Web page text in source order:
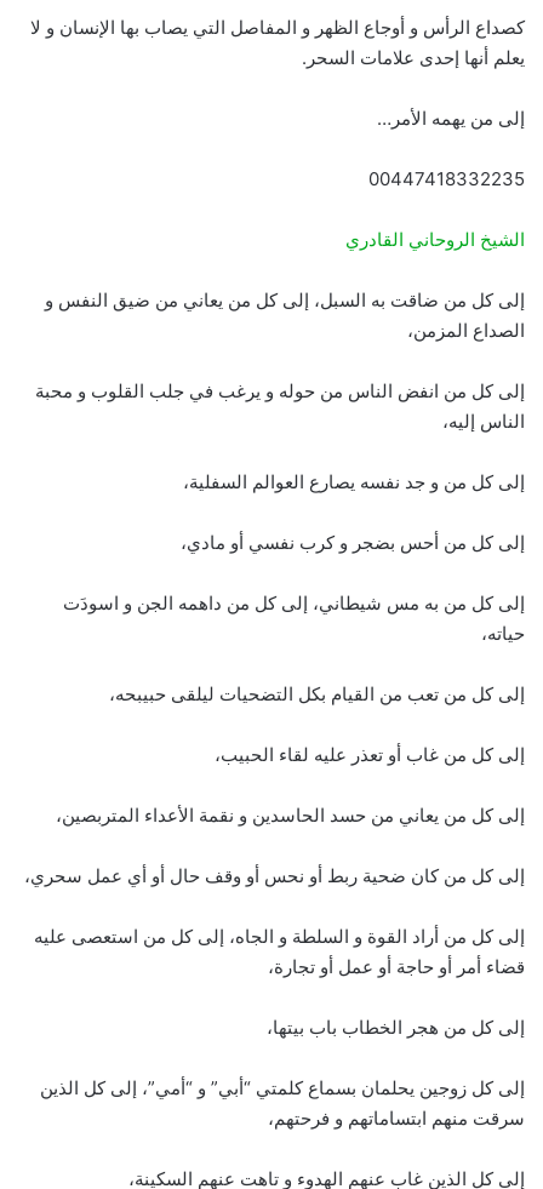
كصداع الرأس و أوجاع الظهر و المفاصل التي يصاب بها الإنسان و لا
يعلم أنها إحدى علامات السحر.
إلى من يهمه الأمر…
00447418332235
الشيخ الروحاني القادري
إلى كل من ضاقت به السبل، إلى كل من يعاني من ضيق النفس و
الصداع المزمن،
إلى كل من انفض الناس من حوله و يرغب في جلب القلوب و محبة
الناس إليه،
إلى كل من و جد نفسه يصارع العوالم السفلية،
إلى كل من أحس بضجر و كرب نفسي أو مادي،
إلى كل من به مس شيطاني، إلى كل من داهمه الجن و اسودَت
حياته،
إلى كل من تعب من القيام بكل التضحيات ليلقى حبيبحه،
إلى كل من غاب أو تعذر عليه لقاء الحبيب،
إلى كل من يعاني من حسد الحاسدين و نقمة الأعداء المتربصين،
إلى كل من كان ضحية ربط أو نحس أو وقف حال أو أي عمل سحري،
إلى كل من أراد القوة و السلطة و الجاه، إلى كل من استعصى عليه
قضاء أمر أو حاجة أو عمل أو تجارة،
إلى كل من هجر الخطاب باب بيتها،
إلى كل زوجين يحلمان بسماع كلمتي “أبي” و “أمي”، إلى كل الذين
سرقت منهم ابتساماتهم و فرحتهم،
إلى كل الذين غاب عنهم الهدوء و تاهت عنهم السكينة،